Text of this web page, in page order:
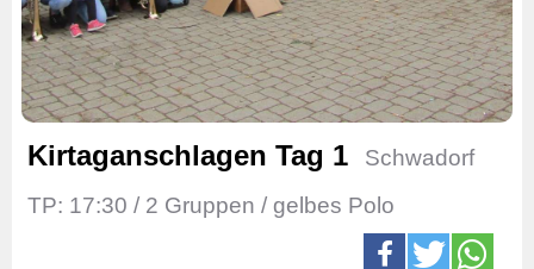
Kirtaganschlagen Tag 1
Schwadorf
TP: 17:30 / 2 Gruppen / gelbes Polo